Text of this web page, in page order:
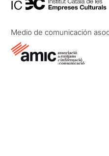
Medio de comunicación